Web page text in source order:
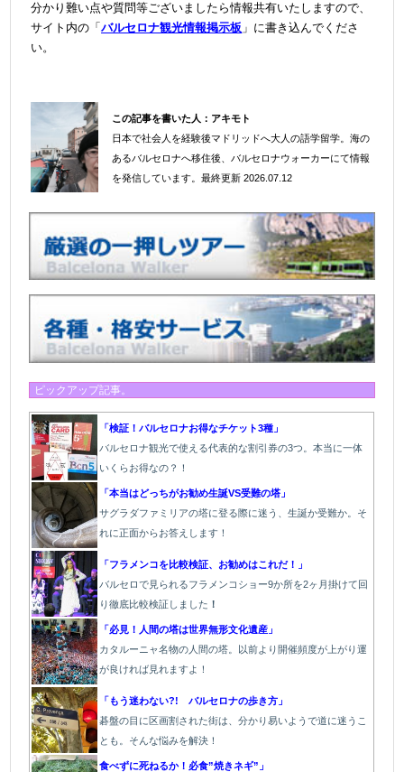
分かり難い点や質問等ございましたら情報共有いたしますので、
サイト内の「バルセロナ観光情報掲示板 」に書き込んでくださ
い。
この記事を書いた人： アキモト
日本で社会人を経験後マドリッドへ大人の語学留学。海の
あるバルセロナへ移住後、バルセロナウォーカーにて情報
を発信しています。最終更新 2026.07.12
ピックアップ記事。
「検証！バルセロナお得なチケット3種」
バルセロナ観光で使える代表的な割引券の3つ。本当に一体
いくらお得なの？！
「本当はどっちがお勧め生誕VS受難の塔」
サグラダファミリアの塔に登る際に迷う、生誕か受難か。そ
れに正面からお答えします！
「フラメンコを比較検証、お勧めはこれだ！」
バルセロで見られるフラメンコショー9か所を2ヶ月掛けて回
り徹底比較検証しました ！
「必見！人間の塔は世界無形文化遺産」
カタルーニャ名物の人間の塔。以前より開催頻度が上がり運
が良ければ見れますよ！
「もう迷わない?! バルセロナの歩き方」
碁盤の目に区画割された街は、分かり易いようで道に迷うこ
とも。そんな悩みを解決！
食べずに死ねるか！必食”焼きネギ”」